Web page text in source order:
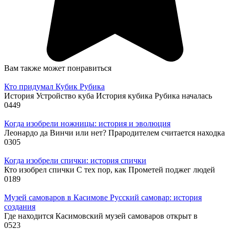
Вам также может понравиться
Кто придумал Кубик Рубика
История Устройство куба История кубика Рубика началась
0449
Когда изобрели ножницы: история и эволюция
Леонардо да Винчи или нет? Прародителем считается находка
0305
Когда изобрели спички: история спички
Кто изобрел спички С тех пор, как Прометей поджег людей
0189
Музей самоваров в Касимове Русский самовар: история
создания
Где находится Касимовский музей самоваров открыт в
0523